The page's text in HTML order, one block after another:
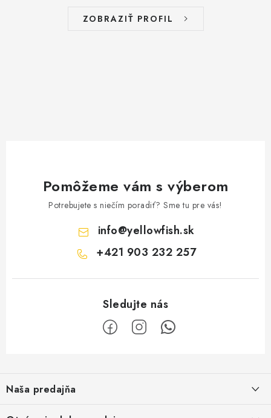
ZOBRAZIŤ PROFIL
Pomôžeme vám s výberom
Potrebujete s niečím poradiť? Sme tu pre vás!
info@yellowfish.sk
+421 903 232 257
p
ä
Naša predajňa